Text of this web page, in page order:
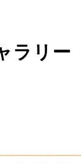
ラリー